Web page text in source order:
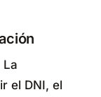
La
el DNI, el